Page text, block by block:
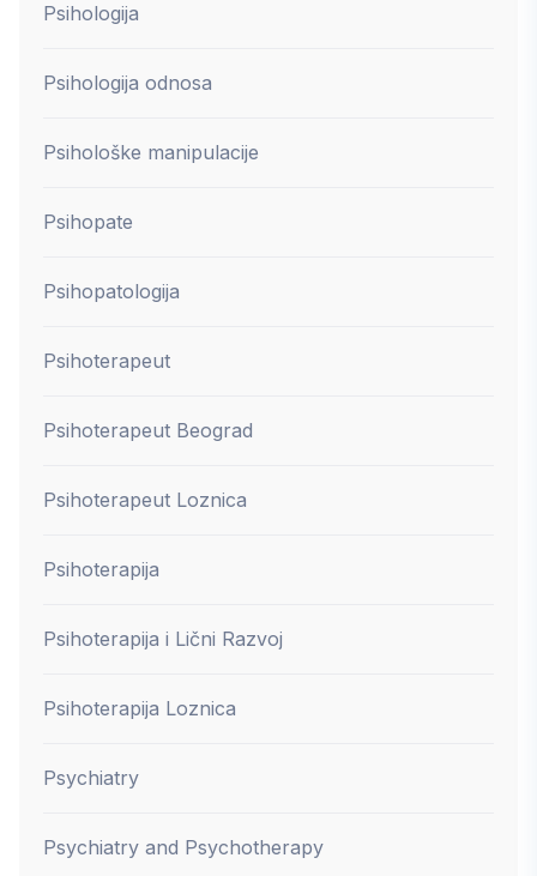
Psihologija
Psihologija odnosa
Psihološke manipulacije
Psihopate
Psihopatologija
Psihoterapeut
Psihoterapeut Beograd
Psihoterapeut Loznica
Psihoterapija
Psihoterapija i Lični Razvoj
Psihoterapija Loznica
Psychiatry
Psychiatry and Psychotherapy